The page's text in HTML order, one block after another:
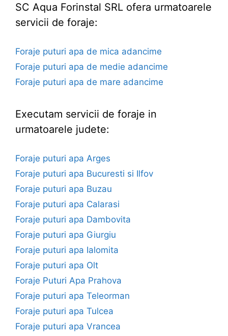
SC Aqua Forinstal SRL ofera urmatoarele
servicii de foraje:
Foraje puturi apa de mica adancime
Foraje puturi apa de medie adancime
Foraje puturi apa de mare adancime
Executam servicii de foraje in
urmatoarele judete:
Foraje puturi apa Arges
Foraje puturi apa Bucuresti si Ilfov
Foraje puturi apa Buzau
Foraje puturi apa Calarasi
Foraje puturi apa Dambovita
Foraje puturi apa Giurgiu
Foraje puturi apa Ialomita
Foraje puturi apa Olt
Foraje Puturi Apa Prahova
Foraje puturi apa Teleorman
Foraje puturi apa Tulcea
Foraje puturi apa Vrancea